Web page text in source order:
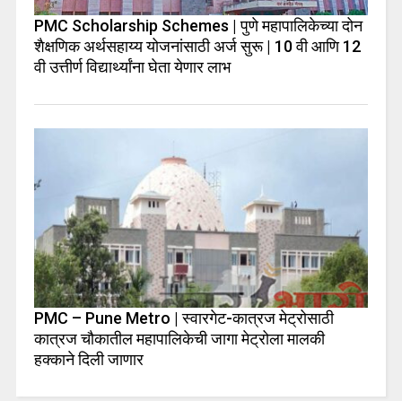
PMC Scholarship Schemes | पुणे महापालिकेच्या दोन
शैक्षणिक अर्थसहाय्य योजनांसाठी अर्ज सुरू | 10 वी आणि 12
वी उत्तीर्ण विद्यार्थ्यांना घेता येणार लाभ
PMC – Pune Metro | स्वारगेट-कात्रज मेट्रोसाठी
कात्रज चौकातील महापालिकेची जागा मेट्रोला मालकी
हक्काने दिली जाणार